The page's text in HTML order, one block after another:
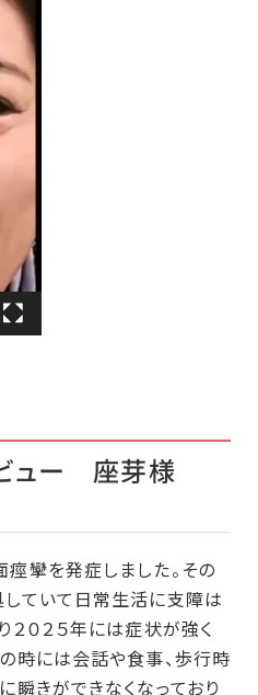
ュー 座芽様
攣を発症しました。その
ていて日常生活に支障は
２０２５年には症状が強く
時には会話や食事、歩行時
瞬きができなくなっており